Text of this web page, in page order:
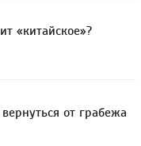
«китайское»?
от грабежа